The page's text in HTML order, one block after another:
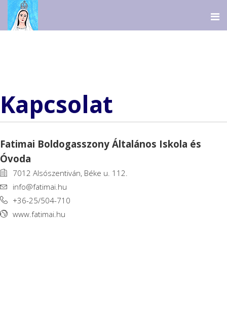
Kapcsolat
Fatimai Boldogasszony Általános Iskola és
Óvoda
7012 Alsószentiván, Béke u. 112.
info@fatimai.hu
+36-25/504-710
www.fatimai.hu